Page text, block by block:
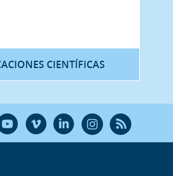
CIENTÍFICAS
V L Ñ R